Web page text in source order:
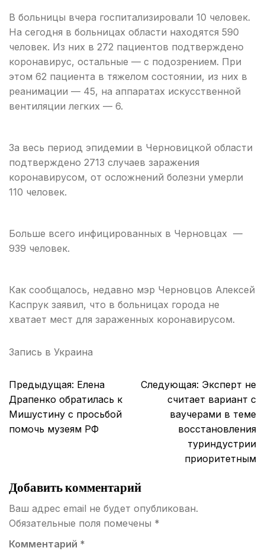
В больницы вчера госпитализировали 10 человек.
На сегодня в больницах области находятся 590
человек. Из них в 272 пациентов подтверждено
коронавирус, остальные — с подозрением. При
этом 62 пациента в тяжелом состоянии, из них в
реанимации — 45, на аппаратах искусственной
вентиляции легких — 6.
За весь период эпидемии в Черновицкой области
подтверждено 2713 случаев заражения
коронавирусом, от осложнений болезни умерли
110 человек.
Больше всего инфицированных в Черновцах —
939 человек.
Как сообщалось, недавно мэр Черновцов Алексей
Каспрук заявил, что в больницах города не
хватает мест для зараженных коронавирусом.
Запись в Украина
Навигация
по
записям
Предыдущая: Елена
Драпенко обратилась к
Мишустину с просьбой
помочь музеям РФ
Следующая: Эксперт не
считает вариант с
ваучерами в теме
восстановления
туриндустрии
приоритетным
Добавить комментарий
Ваш адрес email не будет опубликован.
Обязательные поля помечены *
Комментарий *